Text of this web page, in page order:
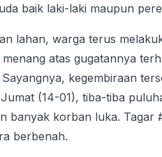
baik laki-laki maupun
lahan, warga terus
atas gugatannya
kegembiraan
(14-01), tiba-tiba
banyak korban luka. Tagar
berbenah.